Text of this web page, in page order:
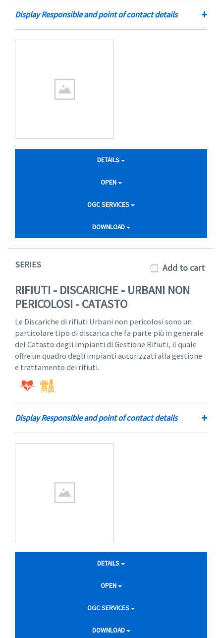
Display Responsible and point of contact details +
DETAILS
OPEN
OGC SERVICES
DOWNLOAD
SERIES Add to cart
RIFIUTI - DISCARICHE - URBANI NON
PERICOLOSI - CATASTO
Le Discariche di rifiuti Urbani non pericolosi sono un
particolare tipo di discarica che fa parte più in generale
del Catasto degli Impianti di Gestione Rifiuti, il quale
offre un quadro degli impianti autorizzati alla gestione
e trattamento dei rifiuti.
Display Responsible and point of contact details +
DETAILS
OPEN
OGC SERVICES
DOWNLOAD